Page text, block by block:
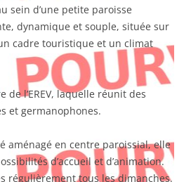
sein d’une petite paroisse
dynamique et souple, située sur
cadre touristique et un climat
de l’EREV, laquelle réunit des
et germanophones.
aménagé en centre paroissial, elle
d’accueil et d’animation.
régulièrement tous les dimanches.